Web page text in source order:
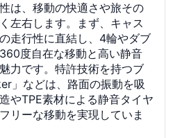
は、移動の快適さや旅その
左右します。まず、キャス
走行性に直結し、4輪やダブ
度自在な移動と高い静音
力です。特許技術を持つブ
」などは、路面の振動を吸
やTPE素材による静音タイヤ
リーな移動を実現していま